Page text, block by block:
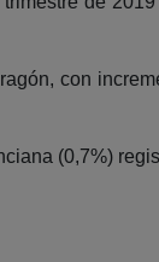
con
(0,7%)